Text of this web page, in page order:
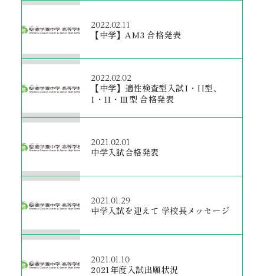
2022.02.11
【中学】AM3 合格発表
2022.02.02
【中学】適性検査型入試Ⅰ・II型、
Ⅰ・II・Ⅲ型 合格発表
2021.02.01
中学入試合格発表
2021.01.29
中学入試を迎えて 学校長メッセージ
2021.01.10
2021年度入試出願状況